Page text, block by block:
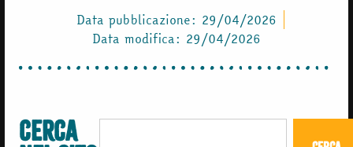
Data pubblicazione: 29/04/2026
Data modifica: 29/04/2026
Cerca